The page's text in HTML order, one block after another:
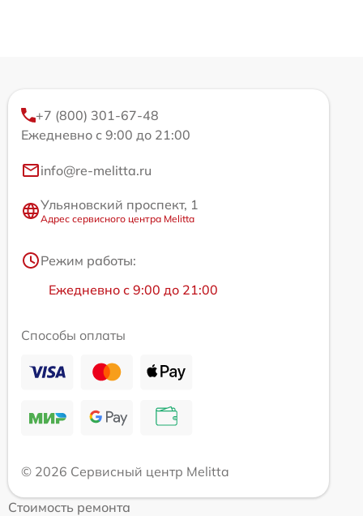
+7 (800) 301-67-48
Ежедневно с 9:00 до 21:00
info@re-melitta.ru
Ульяновский проспект, 1
Адрес сервисного центра Melitta
Режим работы:
Ежедневно с 9:00 до 21:00
Способы оплаты
© 2026 Сервисный центр Melitta
Стоимость ремонта